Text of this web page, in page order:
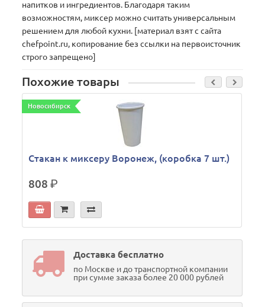
напитков и ингредиентов. Благодаря таким
возможностям, миксер можно считать универсальным
решением для любой кухни. [материал взят с сайта
chefpoint.ru, копирование без ссылки на первоисточник
строго запрещено]
Похожие товары
Новосибирск
Стакан к миксеру Воронеж, (коробка 7 шт.)
808р.
Доставка бесплатно
по Москве и до транспортной компании
при сумме заказа более 20 000 рублей